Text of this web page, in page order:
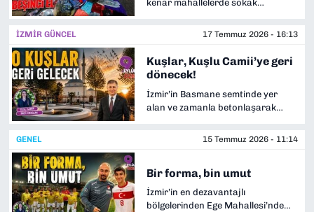
kenar mahallelerde sokak
ikinci el ürünleri bile almaya gücü
kullanılmış üçüncü el ürünlerle
ihtiyaçlarını karşılamaya çalışıyor.
Bu sokak pazarlarında tanıdıklara
veresiye alışveriş yapılırken,
vatandaşların üzerindeki kıyafeti
ettiği görüntülere de rastlamak
İZMİR GÜNCEL 17 Temmuz 2026 - 16:13
Kuşlar, Kuşlu Camii’ye geri
dönecek!
İzmir’in Basmane semtinde yer
alan ve zamanla betonlaşarak
yeniden eski kimliğine kavuşuyor.
bulunan ve meydana
dönüştürülen tarihi Hatuniye
Parkı’nın yeniden düzenlenerek
GENEL 15 Temmuz 2026 - 11:14
Bir forma, bin umut
İzmir’in en dezavantajlı
bölgelerinden Ege Mahallesi’nde
YAŞAM
YEREL YÖNETİMLER